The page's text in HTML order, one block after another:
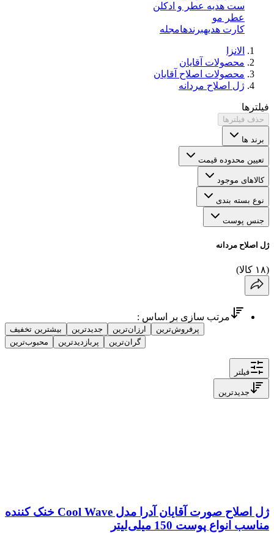
ست هدیه عطر و ادکلن
عطر مو
کارت هدیهبرندهامجله
الانزا
محصولات آقایان
محصولات اصلاح آقایان
ژل اصلاح مردانه
فیلترها
حذف فیلترها
برند ها
تعیین محدوده قیمت
کالاهای موجود
نوع بسته بندی
جنس پوست
ژل اصلاح مردانه
(۱۸ کالا)
مرتب سازی بر اساس :
بیشترین تخفیف جدیدترین ارزان‌ترین
پرفروش‌ترین
محبوب‌ترین
پربازدیدترین گران‌ترین
فیلتر
جدیدترین
ژل اصلاح صورت آقایان آدرا مدل Cool Wave خنک کننده
مناسب انواع پوست 150 میلی‌لیتر